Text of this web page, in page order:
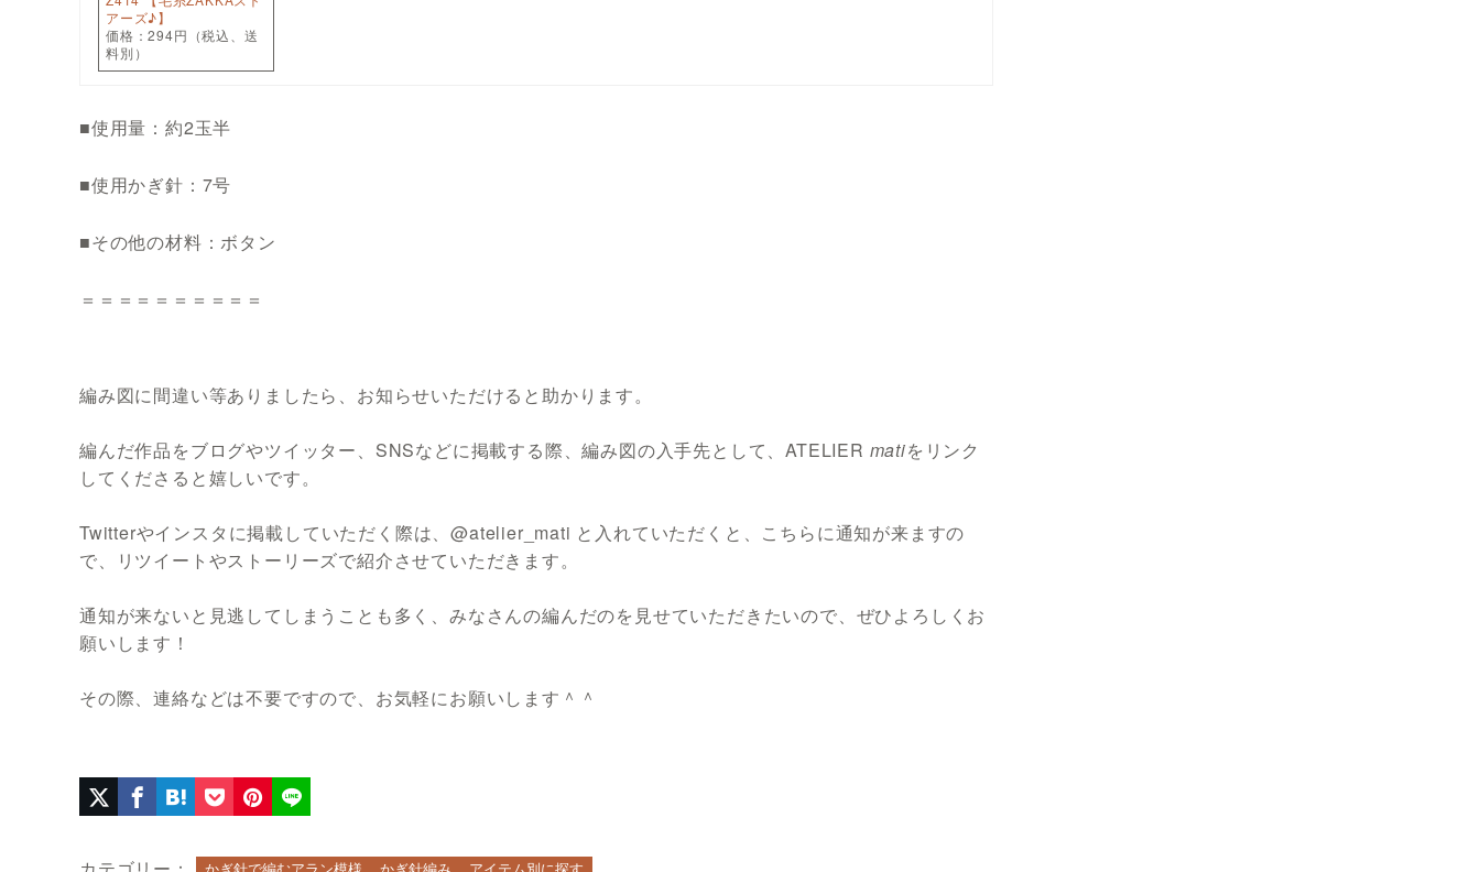
アーズ♪】
価格：294円（税込、送
料別）
■使用量：約2玉半
■使用かぎ針：7号
■その他の材料：ボタン
＝＝＝＝＝＝＝＝＝＝
編み図に間違い等ありましたら、お知らせいただけると助かります。
編んだ作品をブログやツイッター、SNSなどに掲載する際、編み図の入手先として、ATELIER matiをリンク
してくださると嬉しいです。
Twitterやインスタに掲載していただく際は、@atelier_mati と入れていただくと、こちらに通知が来ますの
で、リツイートやストーリーズで紹介させていただきます。
通知が来ないと見逃してしまうことも多く、みなさんの編んだのを見せていただきたいので、ぜひよろしくお
願いします！
その際、連絡などは不要ですので、お気軽にお願いします＾＾